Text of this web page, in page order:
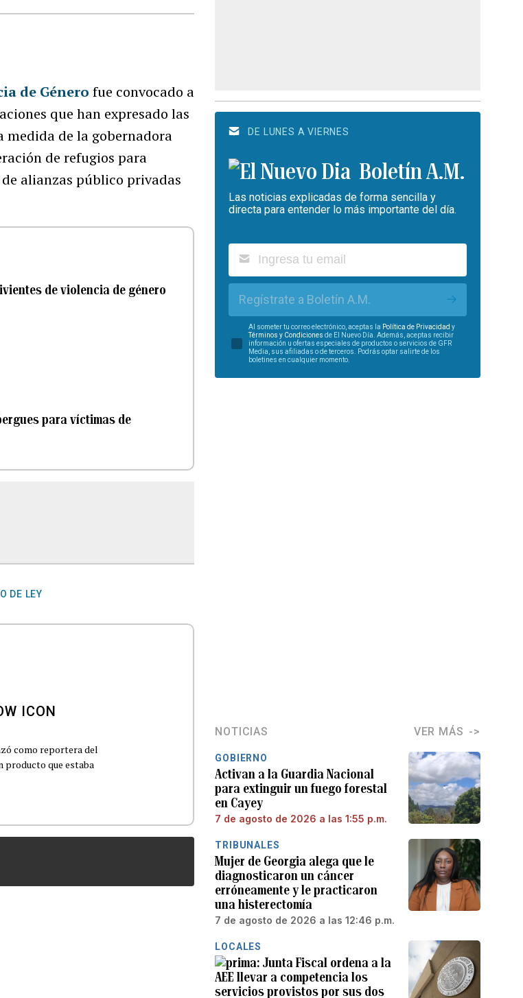
de Género fue convocado a
que han expresado las
medida de la gobernadora
de refugios para
alianzas público privadas
de violencia de género
para víctimas de
DE LEY
como reportera del
producto que estaba
DE LUNES A VIERNES
Boletín A.M.
Las noticias explicadas de forma sencilla y
directa para entender lo más importante del día.
Regístrate a Boletín A.M.
Al someter tu correo electrónico, aceptas la Política de Privacidad y
Términos y Condiciones de El Nuevo Día. Además, aceptas recibir
información u ofertas especiales de productos o servicios de GFR
Media, sus afiliadas o de terceros. Podrás optar salirte de los
boletines en cualquier momento.
NOTICIAS VER MÁS
GOBIERNO
Activan a la Guardia Nacional
para extinguir un fuego forestal
en Cayey
7 de agosto de 2026 a las 1:55 p.m.
TRIBUNALES
Mujer de Georgia alega que le
diagnosticaron un cáncer
erróneamente y le practicaron
una histerectomía
7 de agosto de 2026 a las 12:46 p.m.
LOCALES
Junta Fiscal ordena a la
AEE llevar a competencia los
servicios provistos por sus dos